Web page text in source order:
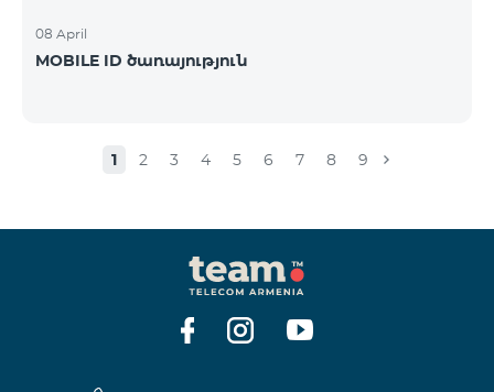
08 April
MOBILE ID ծառայություն
1 2 3 4 5 6 7 8 9